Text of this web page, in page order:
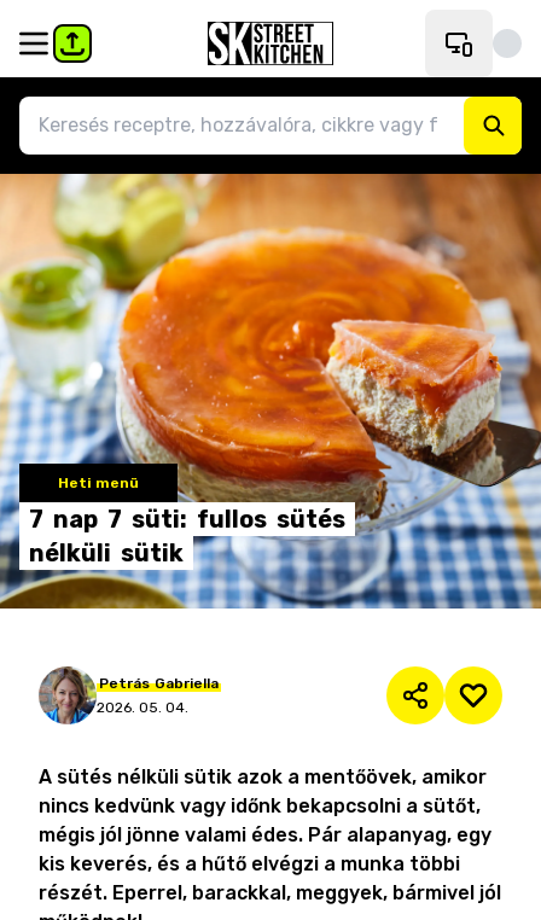
Heti menü
7 nap 7 süti: fullos sütés
nélküli sütik
Petrás Gabriella
2026. 05. 04.
A sütés nélküli sütik azok a mentőövek, amikor
nincs kedvünk vagy időnk bekapcsolni a sütőt,
mégis jól jönne valami édes. Pár alapanyag, egy
kis keverés, és a hűtő elvégzi a munka többi
részét. Eperrel, barackkal, meggyek, bármivel jól